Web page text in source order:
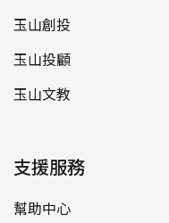
玉山創投
玉山投顧
玉山文教
支援服務
幫助中心